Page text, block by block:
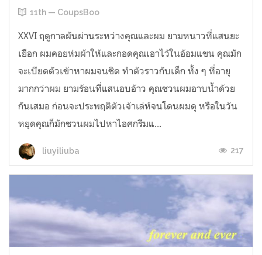
11th — CoupsBoo
XXVI ฤดูกาลผันผ่านระหว่างคุณและผม ยามหนาวที่แสนยะ
เยือก ผมคอยห่มผ้าให้และกอดคุณเอาไว้ในอ้อมแขน คุณมัก
จะเบียดตัวเข้าหาผมจนชิด ทำตัวราวกับเด็ก ทั้ง ๆ ที่อายุ
มากกว่าผม ยามร้อนที่แสนอบอ้าว คุณชวนผมอาบน้ำด้วย
กันเสมอ ก่อนจะประพฤติตัวเจ้าเล่ห์จนโดนผมดุ หรือในวัน
หยุดคุณก็มักชวนผมไปหาไอศกรีมแ...
liuyiliuba 217